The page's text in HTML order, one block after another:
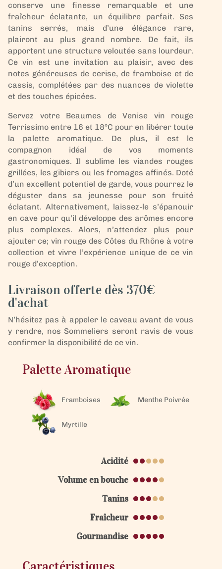
conserve une finesse remarquable et une
fraîcheur éclatante, un équilibre parfait. Ses
tanins serrés, mais d’une élégance rare,
plairont au plus grand nombre. De fait, ils
apportent une structure veloutée sans lourdeur.
Ce vin est une invitation au plaisir, avec des
notes généreuses de cerise, de framboise et de
cassis, complétées par des nuances de violette
et des touches épicées.
Servez votre Beaumes de Venise vin rouge
Terrissimo entre 16 et 18°C pour en libérer toute
la palette aromatique. De plus, il est le
compagnon idéal de vos moments
gastronomiques. Il sublime les viandes rouges
grillées, les gibiers ou les fromages affinés. Doté
d’un excellent potentiel de garde, vous pourrez le
déguster dans sa jeunesse pour son fruité
éclatant. Alternativement, laissez-le s’épanouir
en cave pour qu’il développe des arômes encore
plus complexes. Alors, n’attendez plus pour
ajouter ce; vin rouge des Côtes du Rhône à votre
collection et vivre l’expérience unique de ce vin
rouge d’exception.
Livraison offerte dès 370€
d'achat
N’hésitez pas à appeler le caveau avant de vous
y rendre, nos Sommeliers seront ravis de vous
confirmer la disponibilité de ce vin.
Palette Aromatique
Framboises Menthe Poivrée
Myrtille
Acidité
Volume en bouche
Tanins
Fraîcheur
Gourmandise